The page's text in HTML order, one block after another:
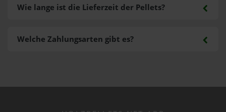
Welche Zahlungsarten gibt es?
Wie lange ist die Lieferzeit der Pellets?